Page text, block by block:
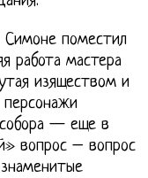
Симоне поместил
работа мастера
изяществом и
собора — еще в
вопрос – вопрос